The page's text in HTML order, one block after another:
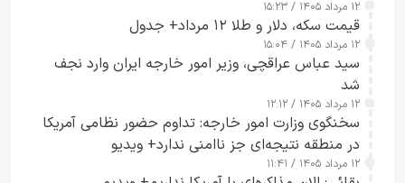
۱۲ مرداد ۱۴۰۵ / ۱۵:۲۳
قیمت سکه، دلار و طلا ۱۲ مرداد+ جدول
۱۲ مرداد ۱۴۰۵ / ۱۵:۰۴
سید عباس عراقچی، وزیر امور خارجه ایران وارد نجف
شد
۱۲ مرداد ۱۴۰۵ / ۱۲:۱۲
سخنگوی وزارت امور خارجه: تداوم حضور نظامی آمریکا
در منطقه نتیجه‌ای جز ناامنی ندارد+ ویدیو
۱۲ مرداد ۱۴۰۵ / ۱۱:۴۱